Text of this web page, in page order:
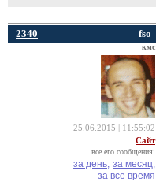
2340 fso
кмс
25.06.2015 | 11:55:02
Сайт
все его сообщения:
за день, за месяц,
за все время